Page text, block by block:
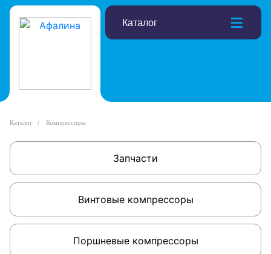
Каталог
Каталог Компрессоры
Запчасти
Винтовые компрессоры
Поршневые компрессоры